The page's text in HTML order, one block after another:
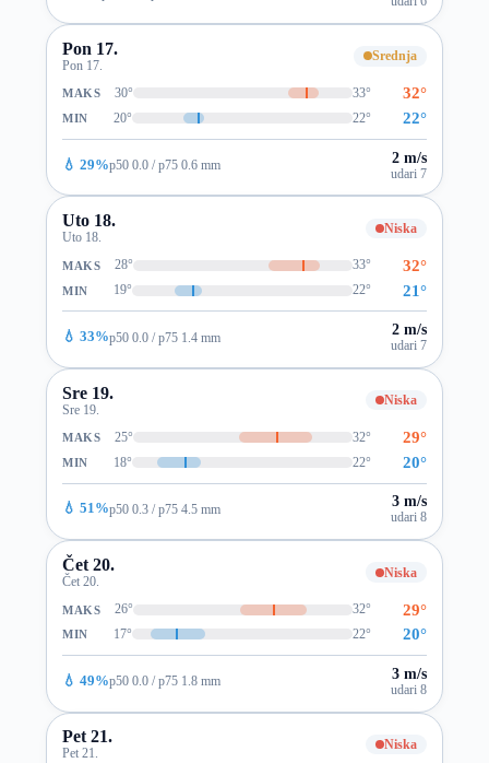
Pon 17.
Pon 17.
Srednja
MAKS 30° 33° 32°
MIN 20° 22° 22°
💧 29%p50 0.0 / p75 0.6 mm 2 m/s
udari 7
Uto 18.
Uto 18.
Niska
MAKS 28° 33° 32°
MIN 19° 22° 21°
💧 33%p50 0.0 / p75 1.4 mm 2 m/s
udari 7
Sre 19.
Sre 19.
Niska
MAKS 25° 32° 29°
MIN 18° 22° 20°
💧 51%p50 0.3 / p75 4.5 mm 3 m/s
udari 8
Čet 20.
Čet 20.
Niska
MAKS 26° 32° 29°
MIN 17° 22° 20°
💧 49%p50 0.0 / p75 1.8 mm 3 m/s
udari 8
Pet 21.
Pet 21.
Niska